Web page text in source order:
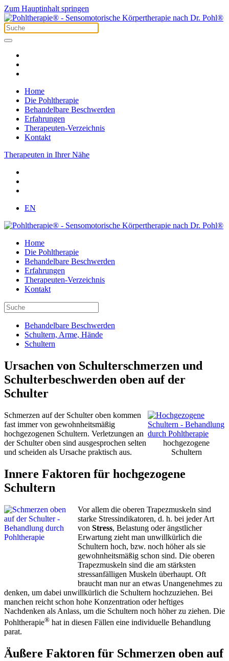
Zum Hauptinhalt springen
Home
Die Pohltherapie
Behandelbare Beschwerden
Erfahrungen
Therapeuten-Verzeichnis
Kontakt
Therapeuten in Ihrer Nähe
EN
Home
Die Pohltherapie
Behandelbare Beschwerden
Erfahrungen
Therapeuten-Verzeichnis
Kontakt
Behandelbare Beschwerden
Schultern, Arme, Hände
Schultern
Ursachen von Schulterschmerzen und
Schulterbeschwerden oben auf der
Schulter
hochgezogene
Schultern
Schmerzen auf der Schulter oben kommen
fast immer von gewohnheitsmäßig
hochgezogenen Schultern. Verletzungen an
der Schulter oben sind ausgesprochen selten
und scheiden als Ursache praktisch aus.
Innere Faktoren für hochgezogene
Schultern
Vor allem die oberen Trapezmuskeln sind
starke Stressindikatoren, d. h. bei jeder Art
von Stress, Belastung oder ängstlicher
Erwartung zieht man unwillkürlich die
Schultern hoch, bzw. noch höher als sie
gewohnheitsmäßig schon sind. Die oberen
Trapezmuskeln sind die am stärksten
stressanfälligen Muskeln überhaupt. Oft
braucht man nur an etwas Unangenehmes zu
denken, um dabei unwillkürlich die Schultern hochzuziehen. Bei
manchen reicht schon hohe Konzentration oder heftiges
Nachdenken als Anlass, um die Schultern noch höher zu ziehen. Die
Pohltherapie® hat in diesen Fällen eine individuelle Behandlung
parat.
Äußere Faktoren für Schmerzen oben auf